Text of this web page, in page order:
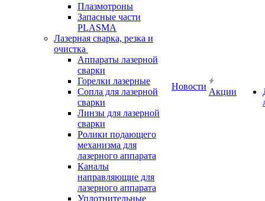
Плазмотроны
Запасные части
PLASMA
Лазерная сварка, резка и
очистка
Аппараты лазерной
сварки
Горелки лазерные
Сопла для лазерной
сварки
Линзы для лазерной
сварки
Ролики подающего
механизма для
лазерного аппарата
Каналы
направляющие для
лазерного аппарата
Уплотнительные
Новости
Акции